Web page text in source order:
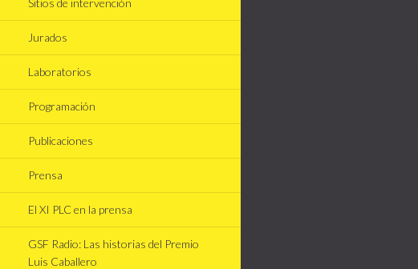
Sitios de intervención
Jurados
Laboratorios
Programación
Publicaciones
Prensa
El XI PLC en la prensa
GSF Radio: Las historias del Premio
Luis Caballero